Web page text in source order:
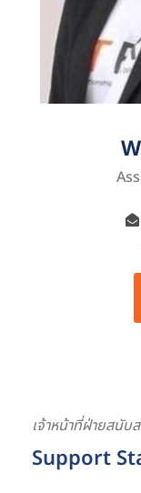
เจ้าหน้าที่ฝ่ายสนับ
Support